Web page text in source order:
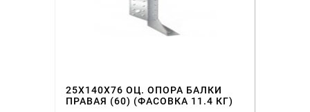
25Х140Х76 ОЦ. ОПОРА БАЛКИ
ПРАВАЯ (60) (ФАСОВКА 11.4 КГ)